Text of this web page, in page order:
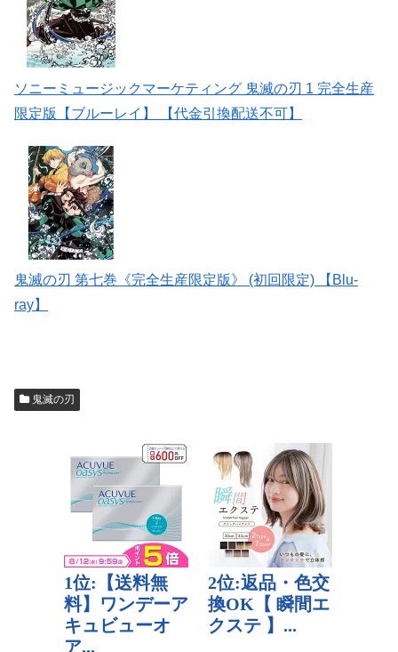
ソニーミュージックマーケティング 鬼滅の刃 1 完全生産
限定版【ブルーレイ】 【代金引換配送不可】
鬼滅の刃 第七巻《完全生産限定版》 (初回限定) 【Blu-
ray】
鬼滅の刃